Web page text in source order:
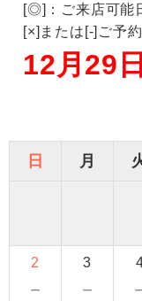
[◎]：ご来店可能
[×]または[-]ご予
12月29
日
月
2
－
3
－